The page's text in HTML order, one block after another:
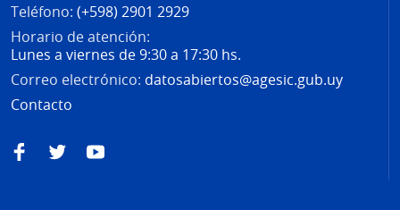
Teléfono: (+598) 2901 2929
Horario de atención:
Lunes a viernes de 9:30 a 17:30 hs.
Correo electrónico: datosabiertos@agesic.gub.uy
Contacto
FacebookTwitterYouTube